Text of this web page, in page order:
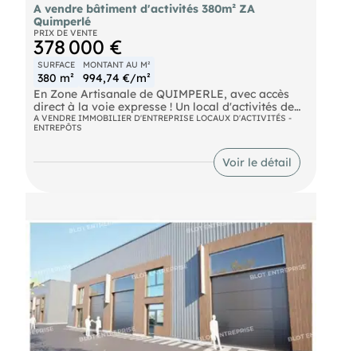
A vendre bâtiment d'activités 380m² ZA
Quimperlé
PRIX DE VENTE
378 000 €
SURFACE
380 m²
MONTANT AU M²
994,74 €/m²
En Zone Artisanale de QUIMPERLE, avec accès
direct à la voie expresse ! Un local d'activités de
300 m² environ comprenant :
- atelier/ entrepôt, avec porte sectionnelle 4x4
extérieur Double vitrage, volets électriques
Construction de 2009 Les informations sur les
risques naturels, miniers, ou technologiques,
auxquels ces biens sont exposés, sont disponibles
sur le site
A VENDRE IMMOBILIER D'ENTREPRISE LOCAUX D'ACTIVITÉS -
ENTREPÔTS
Voir le détail